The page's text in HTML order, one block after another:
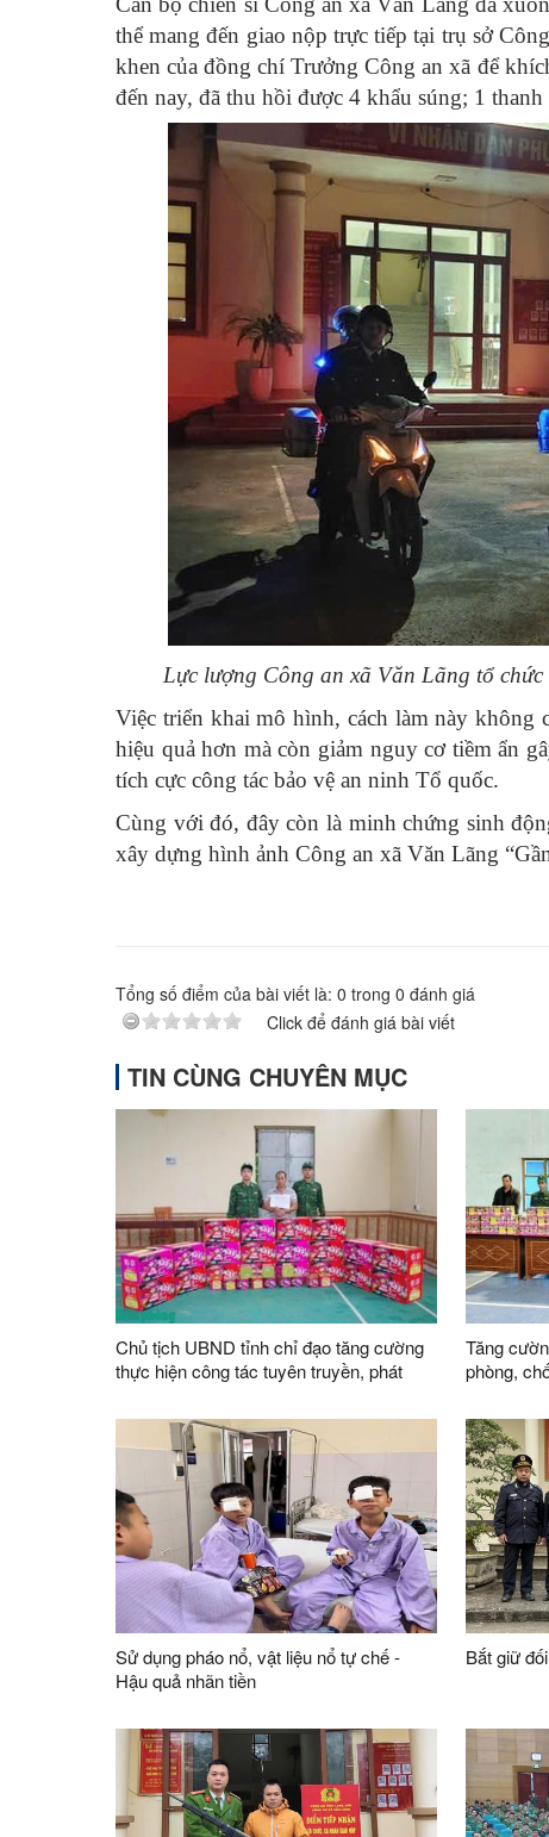
thể mang đến giao nộp trực tiếp tại trụ sở
khen của đồng chí Trưởng Công an xã để
đến nay, đã thu hồi được 4 khẩu súng; 1
Lực lượng Công an xã Văn Lãng tổ
Việc triển khai mô hình, cách làm này
hiệu quả hơn mà còn giảm nguy cơ tiềm ẩn
tích cực công tác bảo vệ an ninh Tổ quốc.
Cùng với đó, đây còn là minh chứng sinh
xây dựng hình ảnh Công an xã Văn Lãng
Tổng số điểm của bài viết là: 0 trong 0 đánh giá
Click để đánh giá bài viết
TIN CÙNG CHUYÊN MỤC
Chủ tịch UBND tỉnh chỉ đạo tăng cường
thực hiện công tác tuyên truyền, phát
phạm liên quan đến pháo nổ
Tăng
phòng,
Sử dụng pháo nổ, vật liệu nổ tự chế -
Hậu quả nhãn tiền
Bắt giữ